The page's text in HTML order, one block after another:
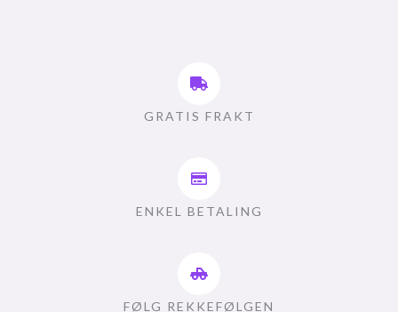
GRATIS FRAKT
ENKEL BETALING
FØLG REKKEFØLGEN